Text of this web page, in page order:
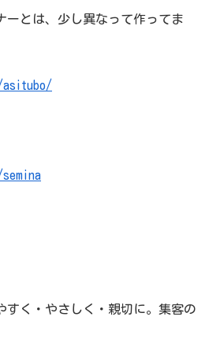
ーとは、少し異なって作ってま
すく・やさしく・親切に。集客の